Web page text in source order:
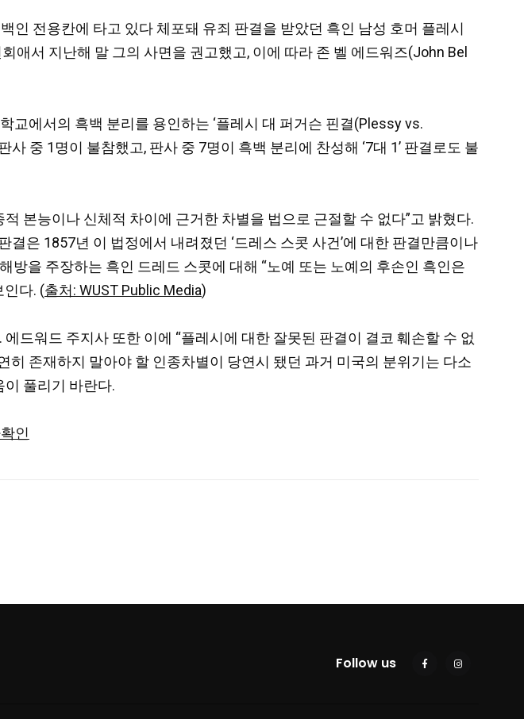
인 전용칸에 타고 있다 체포돼 유죄 판결을 받았던 흑인 남성 호머 플레시
서 지난해 말 그의 사면을 권고했고, 이에 따라 존 벨 에드워즈(John Bel
교에서의 흑백 분리를 용인하는 ‘플레시 대 퍼거슨 핀결(Plessy vs.
중 1명이 불참했고, 판사 중 7명이 흑백 분리에 찬성해 ‘7대 1’ 판결로도 불
본능이나 신체적 차이에 근거한 차별을 법으로 근절할 수 없다”고 밝혔다.
은 1857년 이 법정에서 내려졌던 ‘드레스 스콧 사건’에 대한 판결만큼이나
을 주장하는 흑인 드레드 스콧에 대해 “노예 또는 노예의 후손인 흑인은
인다. (출처: WUST Public Media)
드워드 주지사 또한 이에 “플레시에 대한 잘못된 판결이 결코 훼손할 수 없
히 존재하지 말아야 할 인종차별이 당연시 됐던 과거 미국의 분위기는 다소
풀리기 바란다.
인
Follow us